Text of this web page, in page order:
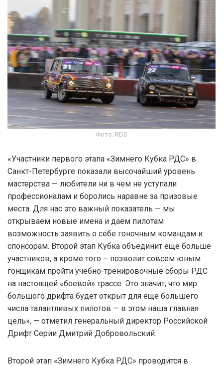
Фото: RDS
«Участники первого этапа «Зимнего Кубка РДС» в
Санкт-Петербурге показали высочайший уровень
мастерства — любители ни в чем не уступали
профессионалам и боролись наравне за призовые
места. Для нас это важный показатель — мы
открываем новые имена и даём пилотам
возможность заявить о себе гоночным командам и
спонсорам. Второй этап Кубка объединит еще больше
участников, а кроме того – позволит совсем юным
гонщикам пройти учебно-тренировочные сборы РДС
на настоящей «боевой» трассе. Это значит, что мир
большого дрифта будет открыт для еще большего
числа талантливых пилотов — в этом наша главная
цель», — отметил генеральный директор Российской
Дрифт Серии Дмитрий Добровольский.
Второй этап «Зимнего Кубка РДС» проводится в